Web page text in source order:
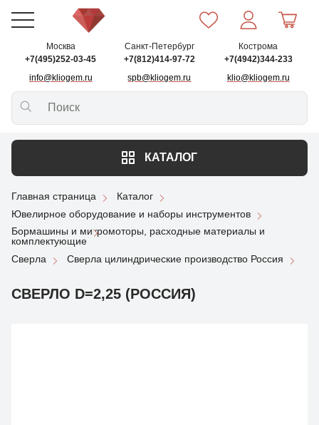
Москва
+7(495)252-03-45
info@kliogem.ru
Санкт-Петербург
+7(812)414-97-72
spb@kliogem.ru
Кострома
+7(4942)344-233
klio@kliogem.ru
КАТАЛОГ
Главная страница
Каталог
Ювелирное оборудование и наборы инструментов
Бормашины и микромоторы, расходные материалы и
комплектующие
Сверла
Сверла цилиндрические производство Россия
СВЕРЛО D=2,25 (РОССИЯ)